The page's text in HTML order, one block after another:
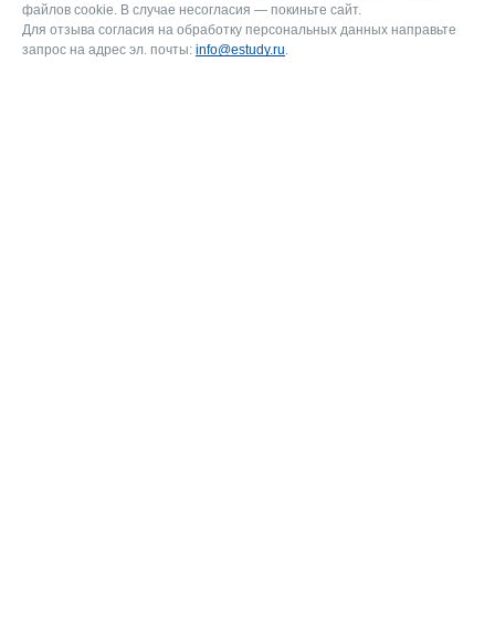
файлов cookie. В случае несогласия — покиньте сайт.
Для отзыва согласия на обработку персональных данных направьте
запрос на адрес эл. почты: info@estudy.ru.